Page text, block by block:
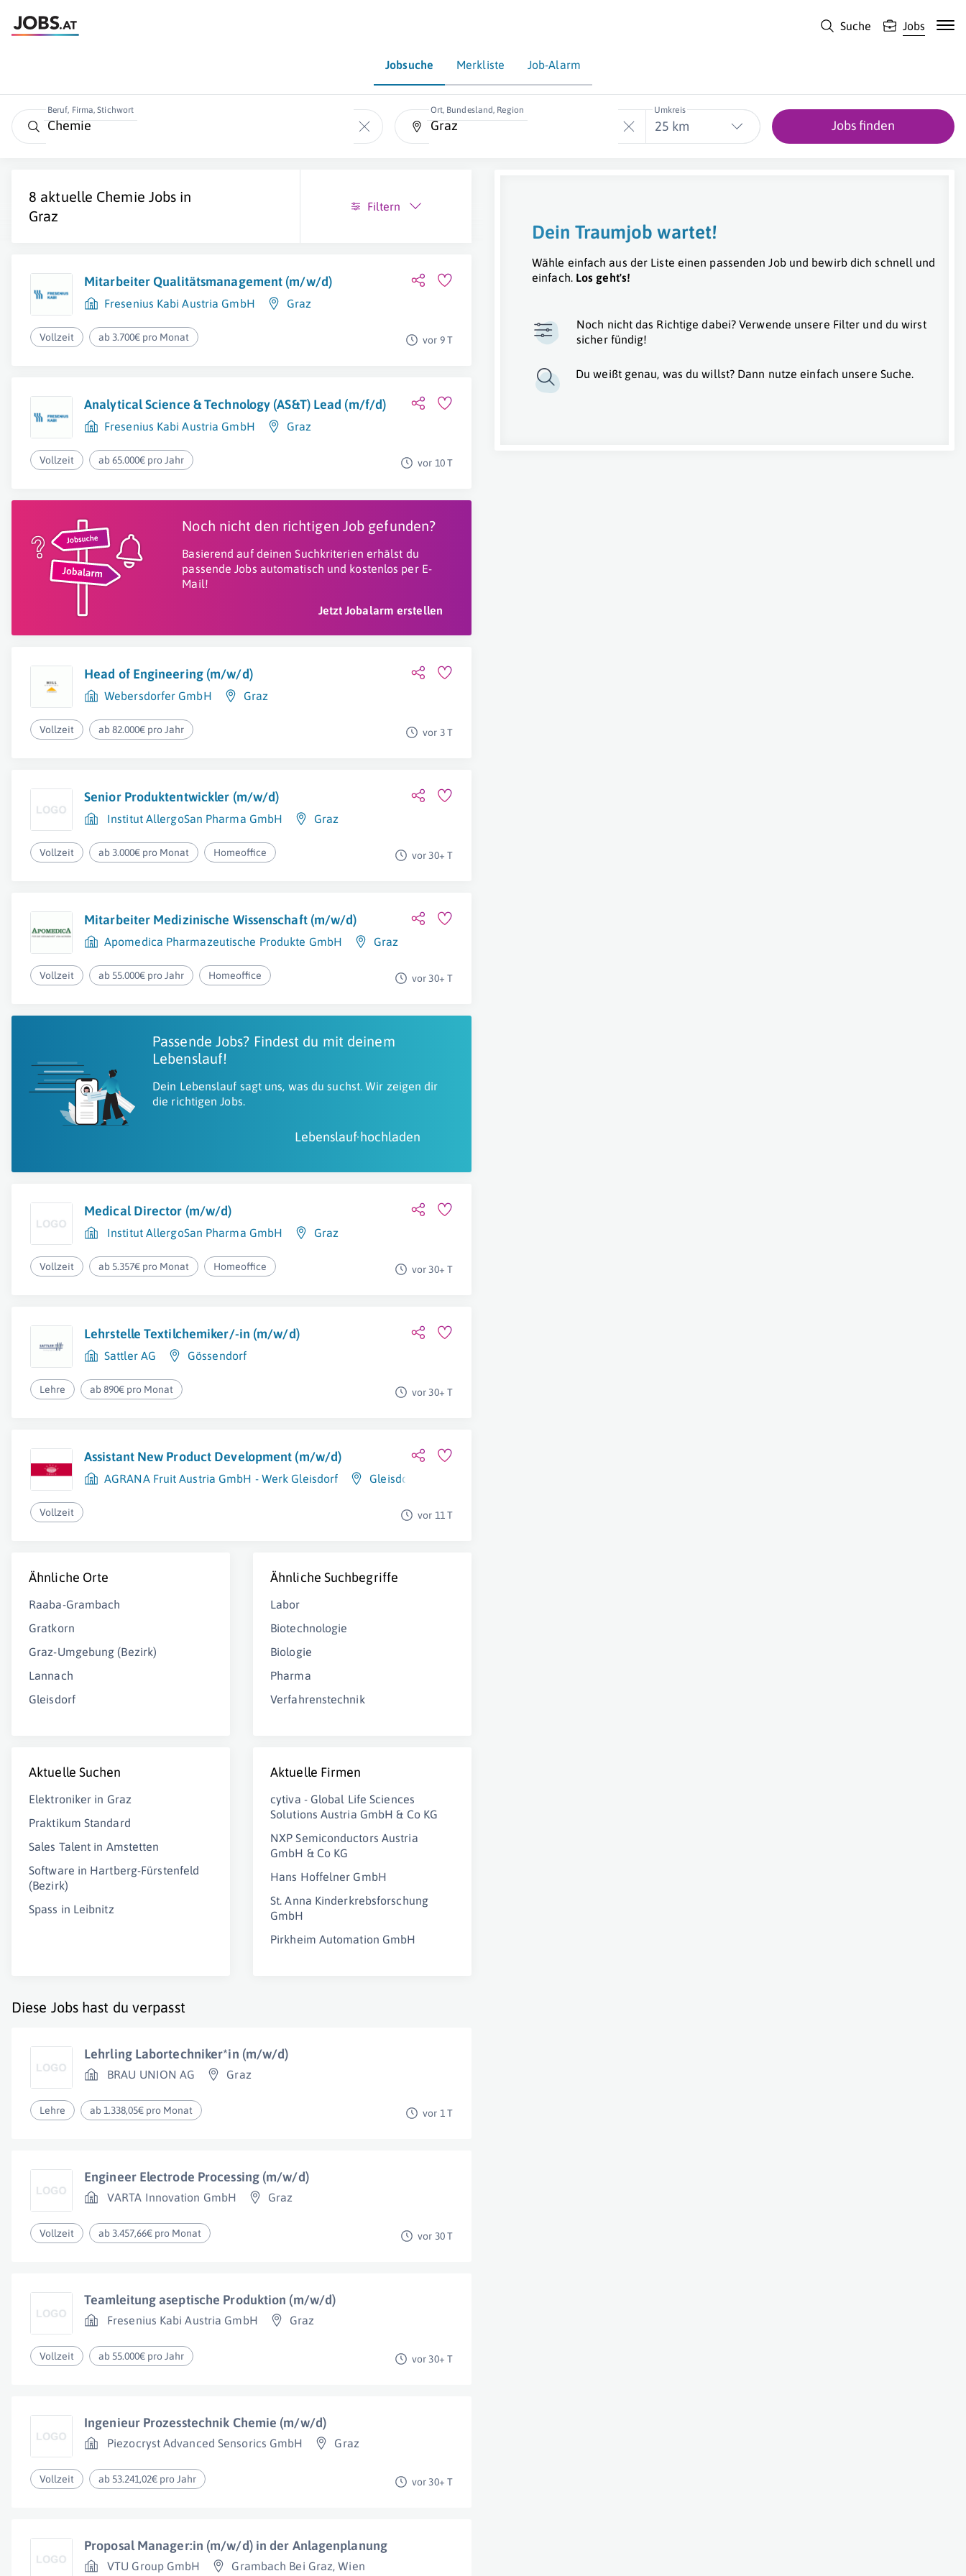
Suche Jobs
Jobsuche Merkliste Job-Alarm
Beruf, Firma, Stichwort Ort, Bundesland, Region Umkreis
25 km Jobs finden
8 aktuelle Chemie Jobs in
Graz
Filtern
Mitarbeiter Qualitätsmanagement (m/w/d)
Fresenius Kabi Austria GmbH Graz
Vollzeit ab 3.700€ pro Monat vor 9 T
Analytical Science & Technology (AS&T) Lead (m/f/d)
Fresenius Kabi Austria GmbH Graz
Vollzeit ab 65.000€ pro Jahr vor 10 T
Noch nicht den richtigen Job gefunden?
Basierend auf deinen Suchkriterien erhälst du
passende Jobs automatisch und kostenlos per E-
Mail!
Jetzt Jobalarm erstellen
Head of Engineering (m/w/d)
Webersdorfer GmbH Graz
Vollzeit ab 82.000€ pro Jahr vor 3 T
Senior Produktentwickler (m/w/d)
Institut AllergoSan Pharma GmbH Graz
Vollzeit ab 3.000€ pro Monat Homeoffice vor 30+ T
Mitarbeiter Medizinische Wissenschaft (m/w/d)
Apomedica Pharmazeutische Produkte GmbH Graz
Vollzeit ab 55.000€ pro Jahr Homeoffice vor 30+ T
Passende Jobs? Findest du mit deinem
Lebenslauf!
Dein Lebenslauf sagt uns, was du suchst. Wir zeigen dir
die richtigen Jobs.
Lebenslauf hochladen
Medical Director (m/w/d)
Institut AllergoSan Pharma GmbH Graz
Vollzeit ab 5.357€ pro Monat Homeoffice vor 30+ T
Lehrstelle Textilchemiker/-in (m/w/d)
Sattler AG Gössendorf
Lehre ab 890€ pro Monat vor 30+ T
Assistant New Product Development (m/w/d)
AGRANA Fruit Austria GmbH - Werk Gleisdorf Gleisdorf
Vollzeit vor 11 T
Ähnliche Orte
Raaba-Grambach
Gratkorn
Graz-Umgebung (Bezirk)
Lannach
Gleisdorf
Ähnliche Suchbegriffe
Labor
Biotechnologie
Biologie
Pharma
Verfahrenstechnik
Aktuelle Suchen
Elektroniker in Graz
Praktikum Standard
Sales Talent in Amstetten
Software in Hartberg-Fürstenfeld
(Bezirk)
Spass in Leibnitz
Aktuelle Firmen
cytiva - Global Life Sciences
Solutions Austria GmbH & Co KG
NXP Semiconductors Austria
GmbH & Co KG
Hans Hoffelner GmbH
St. Anna Kinderkrebsforschung
GmbH
Pirkheim Automation GmbH
Diese Jobs hast du verpasst
Lehrling Labortechniker*in (m/w/d)
BRAU UNION AG Graz
Lehre ab 1.338,05€ pro Monat vor 1 T
Engineer Electrode Processing (m/w/d)
VARTA Innovation GmbH Graz
Vollzeit ab 3.457,66€ pro Monat vor 30 T
Teamleitung aseptische Produktion (m/w/d)
Fresenius Kabi Austria GmbH Graz
Vollzeit ab 55.000€ pro Jahr vor 30+ T
Ingenieur Prozesstechnik Chemie (m/w/d)
Piezocryst Advanced Sensorics GmbH Graz
Vollzeit ab 53.241,02€ pro Jahr vor 30+ T
Proposal Manager:in (m/w/d) in der Anlagenplanung
VTU Group GmbH Grambach Bei Graz,Wien
Dein Traumjob wartet!
Wähle einfach aus der Liste einen passenden Job und bewirb dich schnell und
einfach. Los geht's!
Noch nicht das Richtige dabei? Verwende unsere Filter und du wirst
sicher fündig!
Du weißt genau, was du willst? Dann nutze einfach unsere Suche.